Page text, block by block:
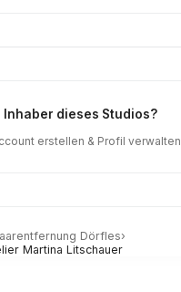
Inhaber dieses Studios?
erstellen & Profil verwalten
Dörfles›
Martina Litschauer